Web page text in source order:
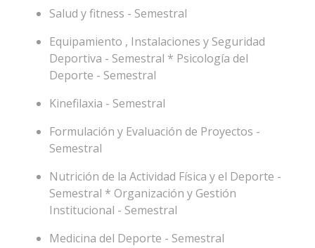
Salud y fitness - Semestral
Equipamiento , Instalaciones y Seguridad
Deportiva - Semestral * Psicología del
Deporte - Semestral
Kinefilaxia - Semestral
Formulación y Evaluación de Proyectos -
Semestral
Nutrición de la Actividad Física y el Deporte -
Semestral * Organización y Gestión
Institucional - Semestral
Medicina del Deporte - Semestral